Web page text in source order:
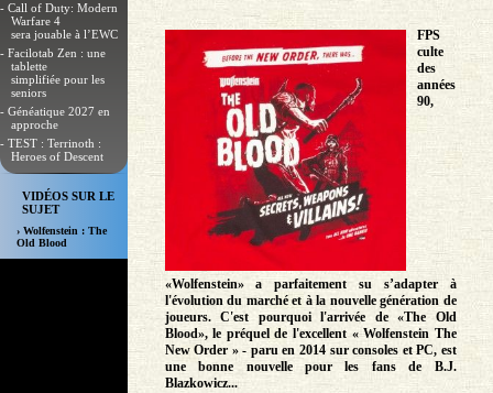
- Call of Duty: Modern
Warfare 4
sera jouable à l’EWC
- Facilotab Zen : une
tablette
simplifiée pour les
seniors
- Généatique 2027 en
approche
- TEST : Terrinoth :
Heroes of Descent
VIDÉOS SUR LE
SUJET
› Wolfenstein : The
Old Blood
FPS
culte
des
années
90,
«Wolfenstein» a parfaitement su s’adapter à
l'évolution du marché et à la nouvelle génération de
joueurs. C'est pourquoi l'arrivée de «The Old
Blood», le préquel de l'excellent « Wolfenstein The
New Order » - paru en 2014 sur consoles et PC, est
une bonne nouvelle pour les fans de B.J.
Blazkowicz...